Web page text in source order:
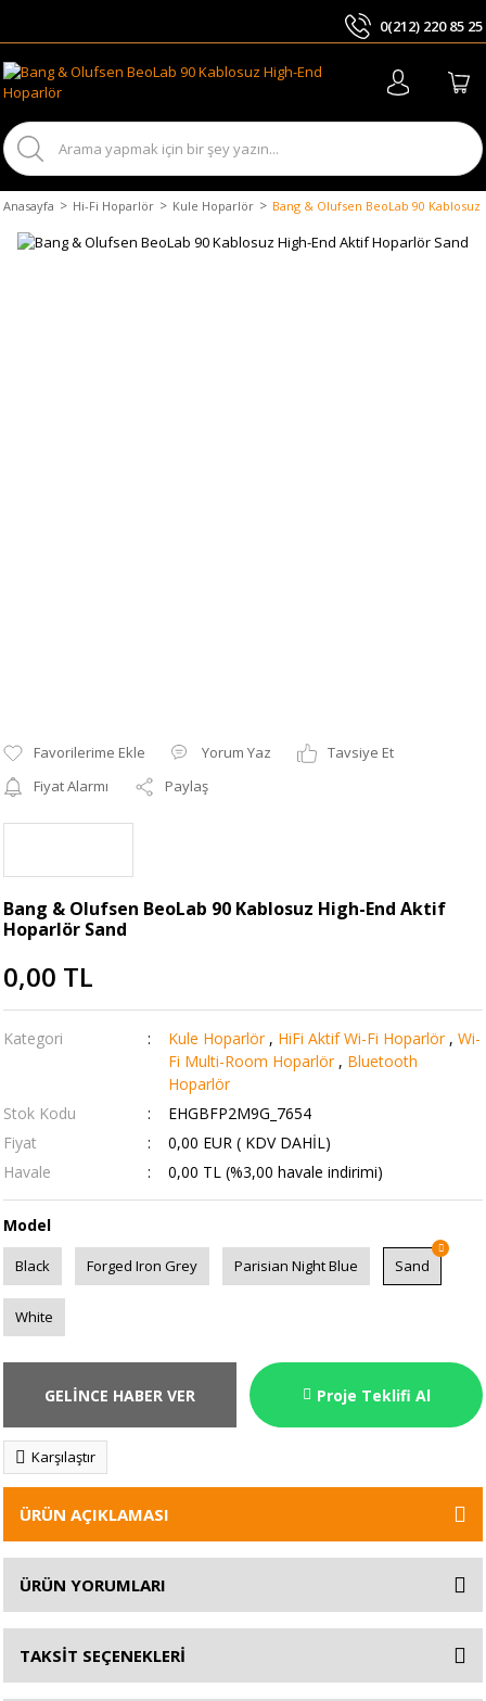
0(212) 220 85 25
Anasayfa Hi-Fi Hoparlör Kule Hoparlör Bang & Olufsen BeoLab 90
Yorum Yaz
Tavsiye Et
Fiyat Alarmı
Paylaş
Bang & Olufsen BeoLab 90 Kablosuz High-End Aktif
Hoparlör Sand
0,00 TL
Kategori Kule Hoparlör , HiFi Aktif Wi-Fi Hoparlör , Wi-
Fi Multi-Room Hoparlör , Bluetooth
Hoparlör
Stok Kodu
EHGBFP2M9G_7654
Fiyat
0,00 EUR ( KDV DAHİL)
Havale
0,00 TL (%3,00 havale indirimi)
Model
Black Forged Iron Grey Parisian Night Blue Sand
White
GELİNCE HABER VER Proje Teklifi Al
Karşılaştır
ÜRÜN AÇIKLAMASI
ÜRÜN YORUMLARI
TAKSİT SEÇENEKLERİ